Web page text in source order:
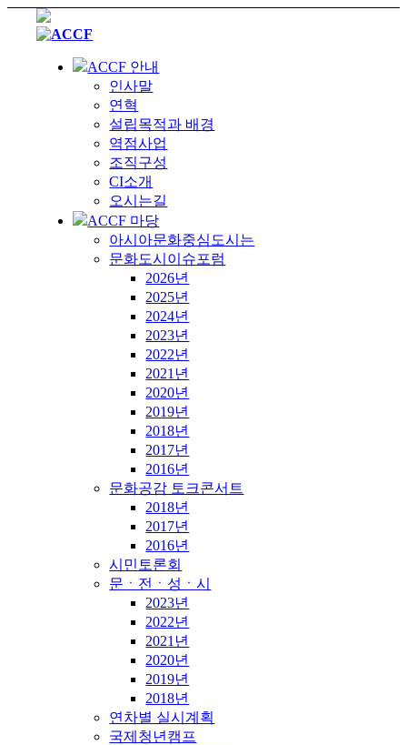
ACCF 안내
인사말
연혁
설립목적과 배경
역점사업
조직구성
CI소개
오시는길
ACCF 마당
아시아문화중심도시는
문화도시이슈포럼
2026년
2025년
2024년
2023년
2022년
2021년
2020년
2019년
2018년
2017년
2016년
문화공감 토크콘서트
2018년
2017년
2016년
시민토론회
문ㆍ전ㆍ성ㆍ시
2023년
2022년
2021년
2020년
2019년
2018년
연차별 실시계획
국제청년캠프